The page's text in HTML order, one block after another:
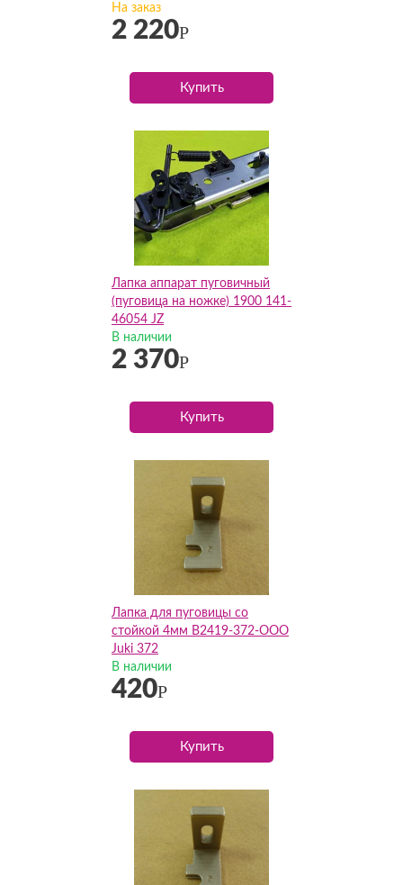
На заказ
2 220Р
Купить
Лапка аппарат пуговичный
(пуговица на ножке) 1900 141-
46054 JZ
В наличии
2 370Р
Купить
Лапка для пуговицы со
стойкой 4мм B2419-372-OOO
Juki 372
В наличии
420Р
Купить